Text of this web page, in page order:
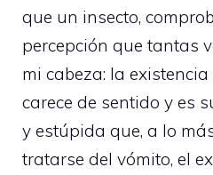
que un insecto,
percepción que tantas
mi cabeza: la
carece de sentido y es
y estúpida que, a lo
tratarse del vómito, el